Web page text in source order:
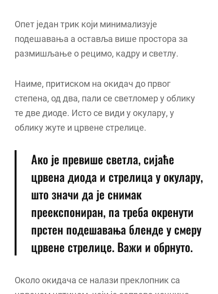
Опет један трик који минимализује
подешавања а оставља више простора за
размишљање о рецимо, кадру и светлу.
Наиме, притиском на окидач до првог
степена, од два, пали се светломер у облику
те две диоде. Исто се види у окулару, у
облику жуте и црвене стрелице.
Ако је превише светла, сијаће
црвена диода и стрелица у окулару,
што значи да је снимак
преекспониран, па треба окренути
прстен подешавања бленде у смеру
црвене стрелице. Важи и обрнуто.
Около окидача се налази преклопник са